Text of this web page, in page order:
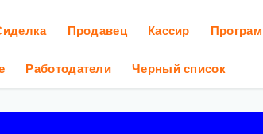
Продавец Кассир
Работодатели Черный список